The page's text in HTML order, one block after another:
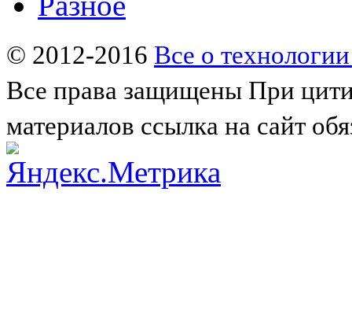
© 2012-2016 Все о
Все права защищены При
материалов ссылка на сайт